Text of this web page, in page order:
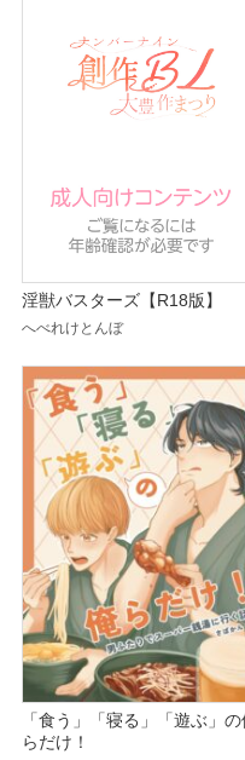
淫獣バスターズ【R18版】
へべれけとんぼ
「食う」「寝る」「遊ぶ」
らだけ！